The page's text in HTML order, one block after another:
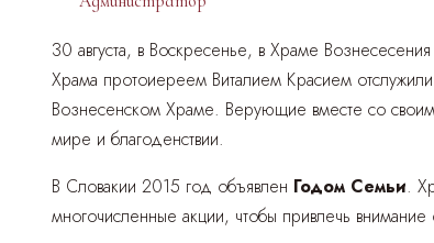
30 августа, в Воскресенье, в Храме
Храма протоиереем Виталием Красием
Вознесенском Храме. Верующие вместе со
мире и благоденствии.
В Словакии 2015 год объявлен Годом Семьи.
многочисленные акции, чтобы привлечь